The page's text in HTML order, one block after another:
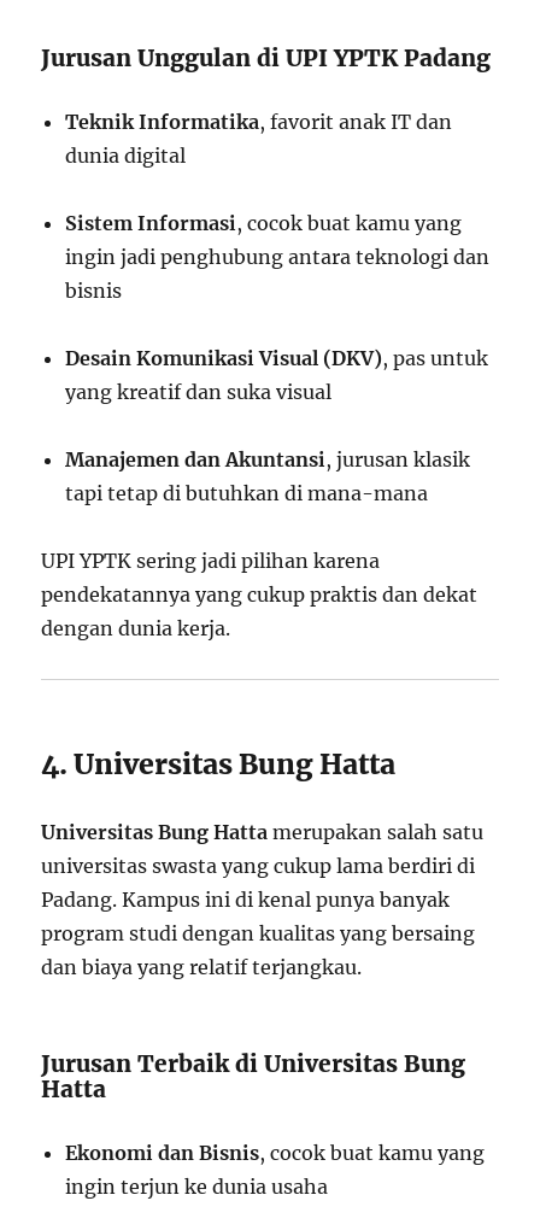
Jurusan Unggulan di UPI YPTK Padang
Teknik Informatika, favorit anak IT dan
dunia digital
Sistem Informasi , cocok buat kamu yang
ingin jadi penghubung antara teknologi dan
bisnis
Desain Komunikasi Visual (DKV), pas untuk
yang kreatif dan suka visual
Manajemen dan Akuntansi , jurusan klasik
tapi tetap di butuhkan di mana-mana
UPI YPTK sering jadi pilihan karena
pendekatannya yang cukup praktis dan dekat
dengan dunia kerja.
4. Universitas Bung Hatta
Universitas Bung Hatta merupakan salah satu
universitas swasta yang cukup lama berdiri di
Padang. Kampus ini di kenal punya banyak
program studi dengan kualitas yang bersaing
dan biaya yang relatif terjangkau.
Jurusan Terbaik di Universitas Bung
Hatta
Ekonomi dan Bisnis, cocok buat kamu yang
ingin terjun ke dunia usaha